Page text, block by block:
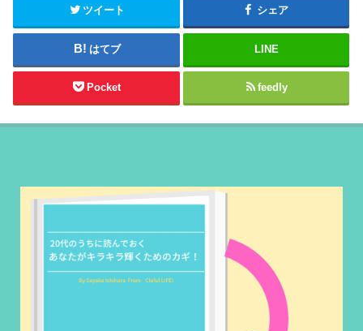
ツイート シェア
はてブ LINE
Pocket feedly